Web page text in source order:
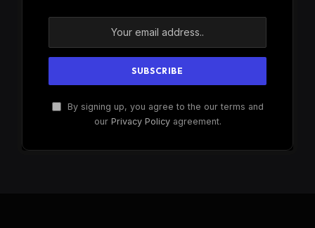
By signing up, you agree to the our terms and
our Privacy Policyagreement.